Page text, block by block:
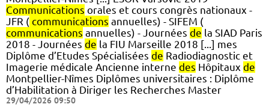
Communications orales et cours congrès nationaux -
JFR ( communications annuelles) - SIFEM (
communications annuelles) - Journées de la SIAD Paris
2018 - Journées de la FIU Marseille 2018 [...] mes
Diplôme d’Etudes Spécialisées de Radiodiagnostic et
Imagerie médicale Ancienne interne des Hôpitaux de
Montpellier-Nîmes Diplômes universitaires : Diplôme
d’Habilitation à Diriger les Recherches Master
29/04/2026 09:50